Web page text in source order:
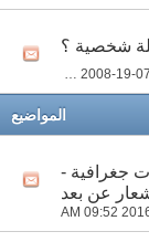
شخصية ؟
11:48 PM
المواضيع
جغرافية -
عن بعد
09:52 AM